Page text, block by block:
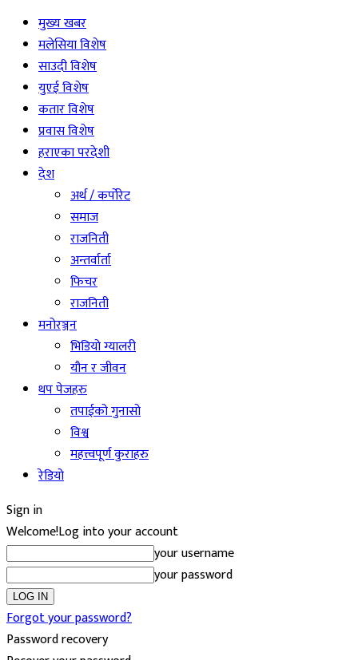
मुख्य खबर
मलेसिया विशेष
साउदी विशेष
युएई विशेष
कतार विशेष
प्रवास विशेष
हराएका परदेशी
देश
अर्थ / कर्पोरेट
समाज
राजनिती
अन्तर्वार्ता
फिचर
राजनिती
मनोरञ्जन
भिडियो ग्यालरी
यौन र जीवन
थप पेजहरु
तपाईको गुनासो
विश्व
महत्त्वपूर्ण कुराहरु
रेडियो
Sign in
Welcome!Log into your account
your username
your password
Forgot your password?
Password recovery